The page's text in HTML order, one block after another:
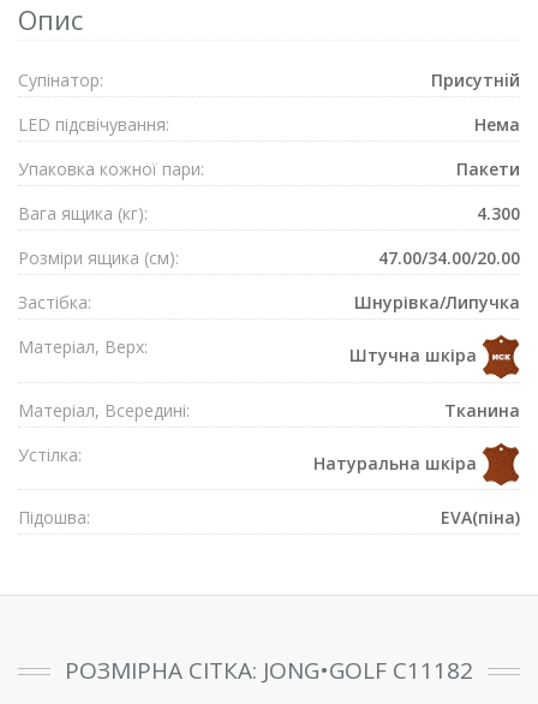
Опис
Супiнатор:
Присутнiй
LED підсвічування:
Нема
Упаковка кожної пари:
Пакети
Вага ящика (кг):
4.300
Розмiри ящика (см):
47.00/34.00/20.00
Застібка:
Шнурівка/Липучка
Матеріал, Верх:
Штучна шкіра
Матеріал, Всередині:
Тканина
Устілка:
Натуральна шкіра
Підошва: EVA(піна)
РОЗМІРНА СІТКА: JONG•GOLF C11182